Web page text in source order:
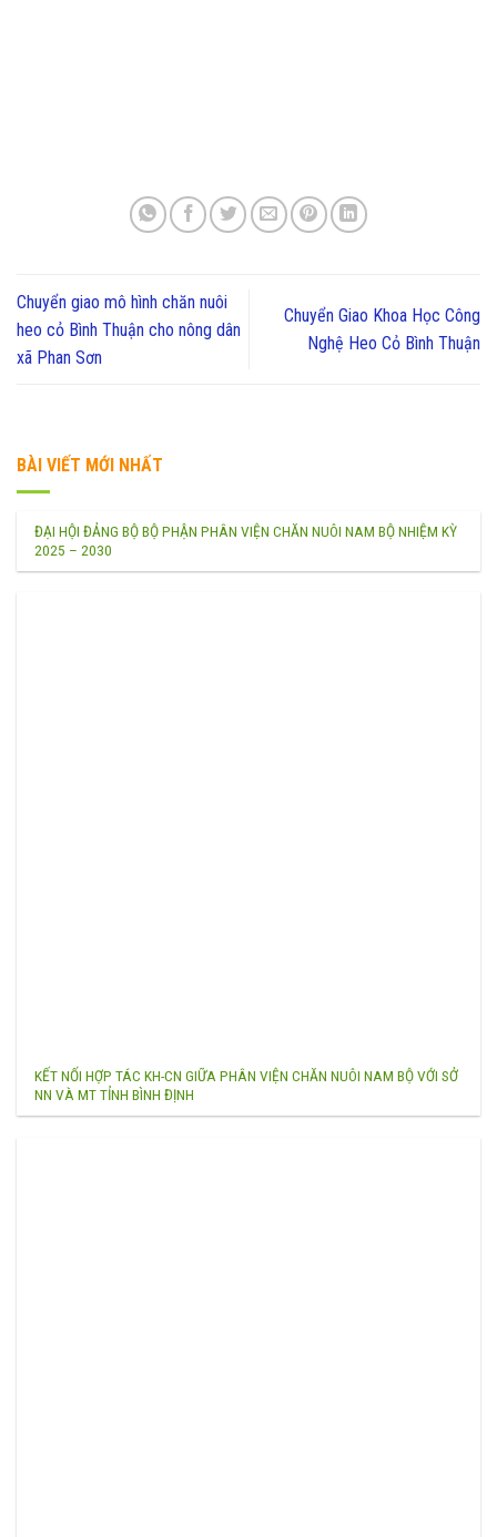
Chuyển giao mô hình chăn nuôi
heo cỏ Bình Thuận cho nông dân
xã Phan Sơn
Chuyển Giao Khoa Học Công
Nghệ Heo Cỏ Bình Thuận
BÀI VIẾT MỚI NHẤT
ĐẠI HỘI ĐẢNG BỘ BỘ PHẬN PHÂN VIỆN CHĂN NUÔI NAM BỘ NHIỆM KỲ
2025 – 2030
KẾT NỐI HỢP TÁC KH-CN GIỮA PHÂN VIỆN CHĂN NUÔI NAM BỘ VỚI SỞ
NN VÀ MT TỈNH BÌNH ĐỊNH